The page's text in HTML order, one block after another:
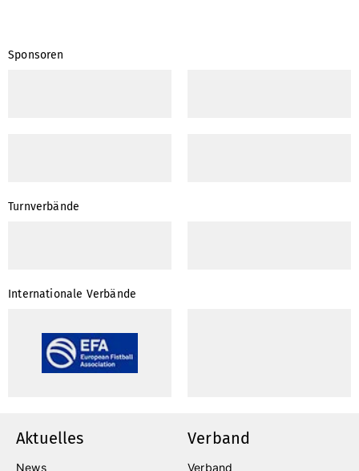
Sponsoren
Turnverbände
Internationale Verbände
Aktuelles
News
Verband
Verband